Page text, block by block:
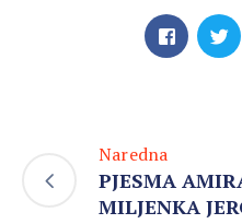
Naredna
PJESMA
MILJENKA